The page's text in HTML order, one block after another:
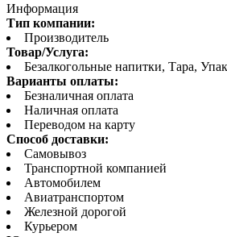
Информация
Тип компании:
Производитель
Товар/Услуга:
Безалкогольные напитки, Тара,
Варианты оплаты:
Безналичная оплата
Наличная оплата
Переводом на карту
Способ доставки:
Самовывоз
Транспортной компанией
Автомобилем
Авиатранспортом
Железной дорогой
Курьером